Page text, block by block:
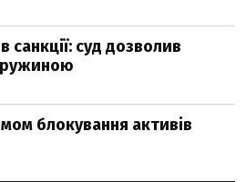
суд дозволив
блокування активів